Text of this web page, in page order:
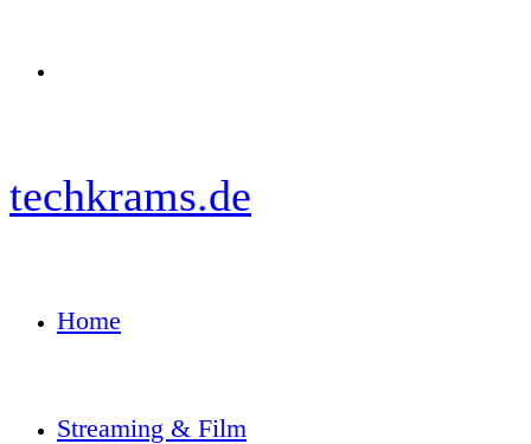
techkrams.de
Home
Streaming & Film